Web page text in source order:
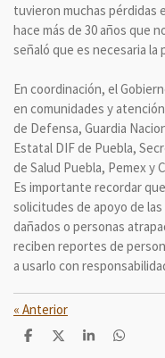
tuvieron muchas pérdidas
hace más de 30 años que
señaló que es necesaria
En coordinación, el
en comunidades y
de Defensa, Guardia
Estatal DIF de Puebla,
de Salud Puebla, Pemex y
Es importante recordar
solicitudes de apoyo de
dañados o personas
reciben reportes de
a usarlo con
« Anterior
C
C
C
C